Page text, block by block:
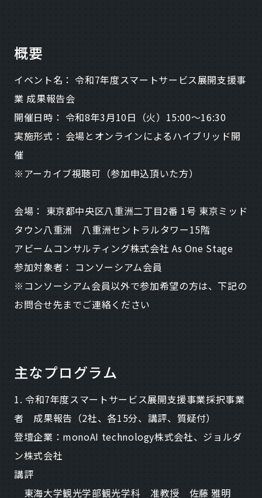
概要
イベント名： 令和7年度スマートサービス展開支援事
業 成果報告会
開催日時： 令和8年3月10日（火）15:00～16:30
実施形式： 会場とオンラインによるハイブリッド開
催
※アーカイブ視聴可（参加申込頂いた方）
会場： 東京都中央区八重洲二丁目2番 1号 東京ミッド
タウン八重洲 八重洲セントラルタワー15階
アビームコンサルティング株式会社 As One Stage
参加対象者： コンソーシアム会員
※コンソーシアム会員以外で参加希望の方は、下記の
お問合せ先までご連絡ください
主なプログラム
1. 令和7年度スマートサービス展開支援事業採択事業
者 成果報告（2社、各15分、講評、質疑付）
登壇企業：monoAI technology株式会社、ジョルダ
ン株式会社
講評
東海大学観光学部観光学科 准教授 佐藤 雅明